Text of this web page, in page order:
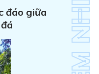
đáo giữa